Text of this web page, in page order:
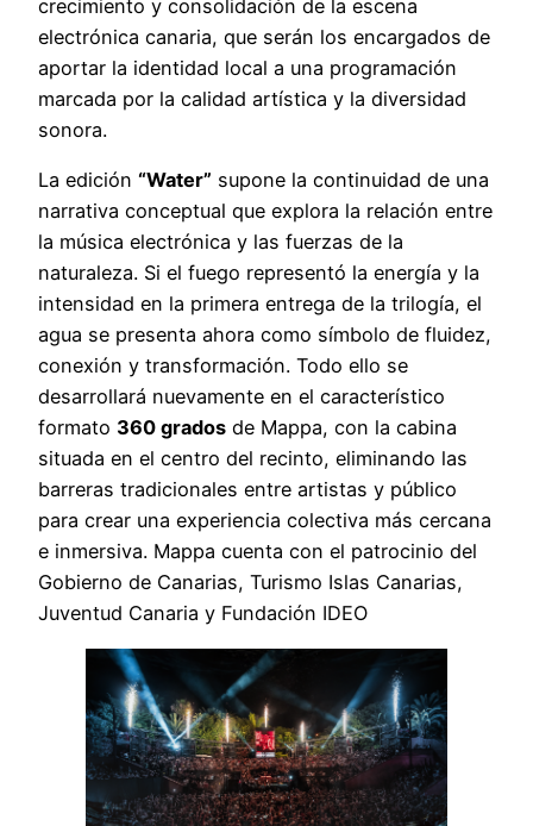
crecimiento y consolidación de la escena
electrónica canaria, que serán los encargados de
aportar la identidad local a una programación
marcada por la calidad artística y la diversidad
sonora.
La edición “Water” supone la continuidad de una
narrativa conceptual que explora la relación entre
la música electrónica y las fuerzas de la
naturaleza. Si el fuego representó la energía y la
intensidad en la primera entrega de la trilogía, el
agua se presenta ahora como símbolo de fluidez,
conexión y transformación. Todo ello se
desarrollará nuevamente en el característico
formato 360 grados de Mappa, con la cabina
situada en el centro del recinto, eliminando las
barreras tradicionales entre artistas y público
para crear una experiencia colectiva más cercana
e inmersiva. Mappa cuenta con el patrocinio del
Gobierno de Canarias, Turismo Islas Canarias,
Juventud Canaria y Fundación IDEO